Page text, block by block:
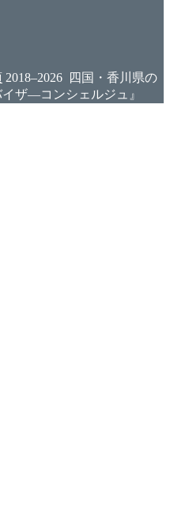
2018–2026 四国・香川県の
ザ―コンシェルジュ』